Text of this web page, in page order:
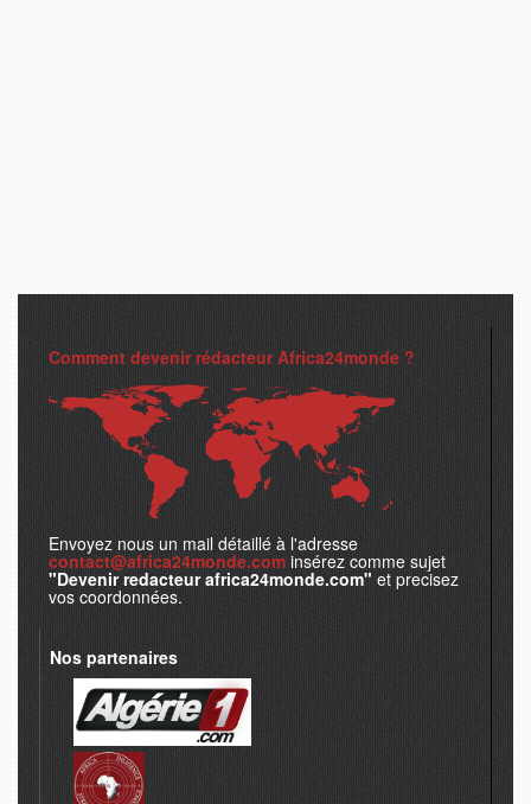
Comment devenir rédacteur Africa24monde ?
Envoyez nous un mail détaillé à l'adresse
contact@africa24monde.com insérez comme sujet
"Devenir redacteur africa24monde.com" et precisez
vos coordonnées.
Nos partenaires